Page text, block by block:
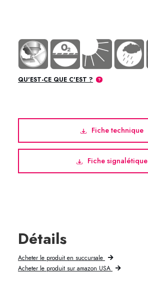
QU'EST-CE QUE C'EST ?
Fiche technique
Fiche signalétique
Détails
Acheter le produit en succursale
Acheter le produit sur amazon USA